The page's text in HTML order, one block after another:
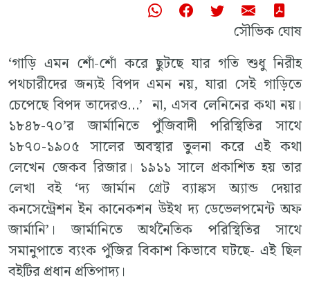
সৌভিক ঘোষ
‘গাড়ি এমন শোঁ-শোঁ করে ছুটছে যার গতি শুধু নিরীহ
পথচারীদের জন্যই বিপদ এমন নয়, যারা সেই গাড়িতে
চেপেছে বিপদ তাদেরও…’ না, এসব লেনিনের কথা নয়।
১৮৪৮-৭০’র জার্মানিতে পুঁজিবাদী পরিস্থিতির সাথে
১৮৭০-১৯০৫ সালের অবস্থার তুলনা করে এই কথা
লেখেন জেকব রিজার। ১৯১১ সালে প্রকাশিত হয় তার
লেখা বই ‘দ্য জার্মান গ্রেট ব্যাঙ্কস অ্যান্ড দেয়ার
কনসেন্ট্রেশন ইন কানেকশন উইথ দ্য ডেভেলপমেন্ট অফ
জার্মানি’। জার্মানিতে অর্থনৈতিক পরিস্থিতির সাথে
সমানুপাতে ব্যংক পুঁজির বিকাশ কিভাবে ঘটছে- এই ছিল
বইটির প্রধান প্রতিপাদ্য।